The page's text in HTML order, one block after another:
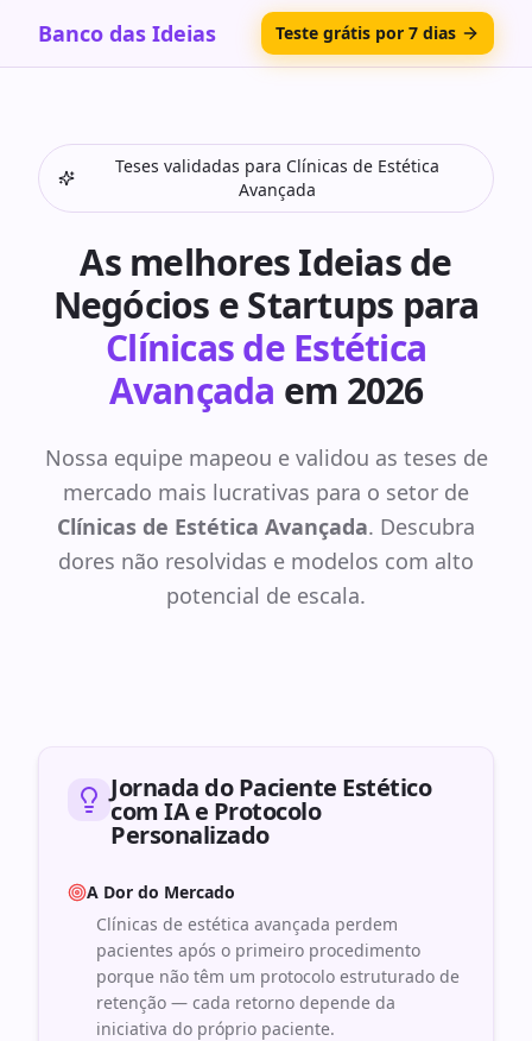
Banco das Ideias Teste grátis por 7 dias
Teses validadas para Clínicas de Estética
Avançada
As melhores Ideias de
Negócios e Startups para
Clínicas de Estética
Avançada em 2026
Nossa equipe mapeou e validou as teses de
mercado mais lucrativas para o setor de
Clínicas de Estética Avançada. Descubra
dores não resolvidas e modelos com alto
potencial de escala.
Jornada do Paciente Estético
com IA e Protocolo
Personalizado
A Dor do Mercado
Clínicas de estética avançada perdem
pacientes após o primeiro procedimento
porque não têm um protocolo estruturado de
retenção — cada retorno depende da
iniciativa do próprio paciente.